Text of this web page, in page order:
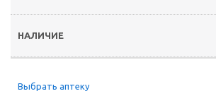
Выбрать аптеку